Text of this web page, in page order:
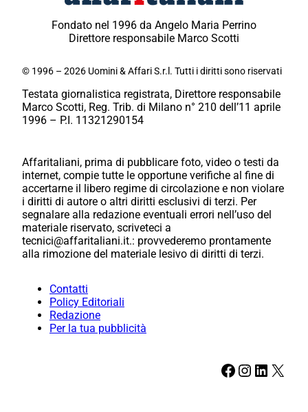
Fondato nel 1996 da Angelo Maria Perrino
Direttore responsabile Marco Scotti
© 1996 – 2026 Uomini & Affari S.r.l. Tutti i diritti sono riservati
Testata giornalistica registrata, Direttore responsabile
Marco Scotti, Reg. Trib. di Milano n° 210 dell’11 aprile
1996 – P.I. 11321290154
Affaritaliani, prima di pubblicare foto, video o testi da
internet, compie tutte le opportune verifiche al fine di
accertarne il libero regime di circolazione e non violare
i diritti di autore o altri diritti esclusivi di terzi. Per
segnalare alla redazione eventuali errori nell’uso del
materiale riservato, scriveteci a
tecnici@affaritaliani.it.: provvederemo prontamente
alla rimozione del materiale lesivo di diritti di terzi.
Contatti
Policy Editoriali
Redazione
Per la tua pubblicità
Facebook Instagram LinkedIn X